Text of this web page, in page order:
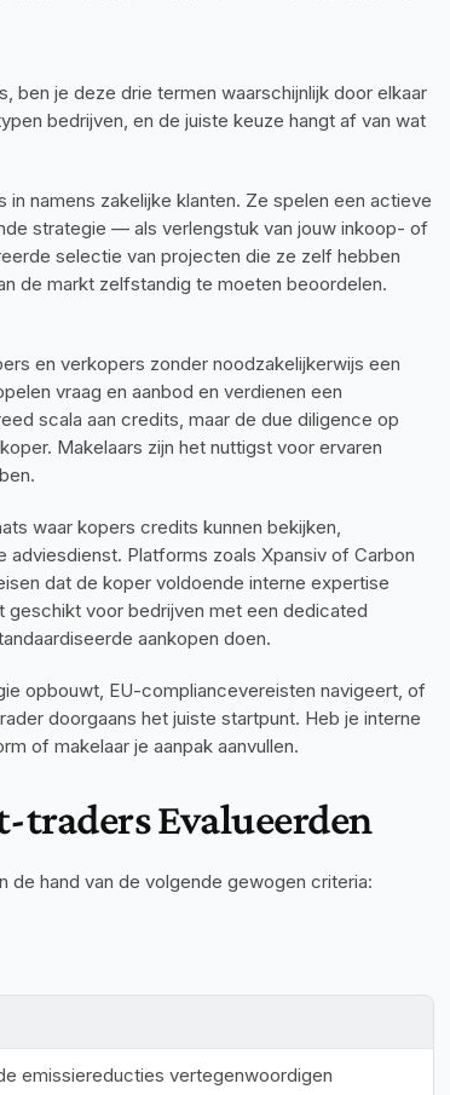
ben je deze drie termen waarschijnlijk door elkaar
bedrijven, en de juiste keuze hangt af van wat
namens zakelijke klanten. Ze spelen een actieve
strategie — als verlengstuk van jouw inkoop- of
selectie van projecten die ze zelf hebben
de markt zelfstandig te moeten beoordelen.
en verkopers zonder noodzakelijkerwijs een
vraag en aanbod en verdienen een
scala aan credits, maar de due diligence op
Makelaars zijn het nuttigst voor ervaren
waar kopers credits kunnen bekijken,
Platforms zoals Xpansiv of Carbon
dat de koper voldoende interne expertise
voor bedrijven met een dedicated
aankopen doen.
opbouwt, EU-compliancevereisten navigeert, of
doorgaans het juiste startpunt. Heb je interne
of makelaar je aanpak aanvullen.
traders Evalueerden
de hand van de volgende gewogen criteria:
emissiereducties vertegenwoordigen